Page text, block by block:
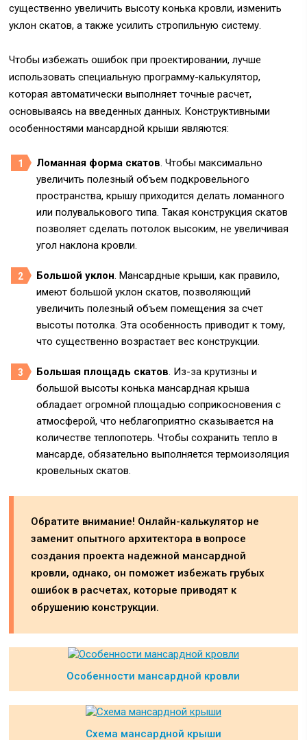
существенно увеличить высоту конька кровли, изменить
уклон скатов, а также усилить стропильную систему.
Чтобы избежать ошибок при проектировании, лучше
использовать специальную программу-калькулятор,
которая автоматически выполняет точные расчет,
основываясь на введенных данных. Конструктивными
особенностями мансардной крыши являются:
Ломанная форма скатов. Чтобы максимально
увеличить полезный объем подкровельного
пространства, крышу приходится делать ломанного
или полувалькового типа. Такая конструкция скатов
позволяет сделать потолок высоким, не увеличивая
угол наклона кровли.
Большой уклон. Мансардные крыши, как правило,
имеют большой уклон скатов, позволяющий
увеличить полезный объем помещения за счет
высоты потолка. Эта особенность приводит к тому,
что существенно возрастает вес конструкции.
Большая площадь скатов. Из-за крутизны и
большой высоты конька мансардная крыша
обладает огромной площадью соприкосновения с
атмосферой, что неблагоприятно сказывается на
количестве теплопотерь. Чтобы сохранить тепло в
мансарде, обязательно выполняется термоизоляция
кровельных скатов.
Обратите внимание! Онлайн-калькулятор не
заменит опытного архитектора в вопросе
создания проекта надежной мансардной
кровли, однако, он поможет избежать грубых
ошибок в расчетах, которые приводят к
обрушению конструкции.
Особенности мансардной кровли
Схема мансардной крыши